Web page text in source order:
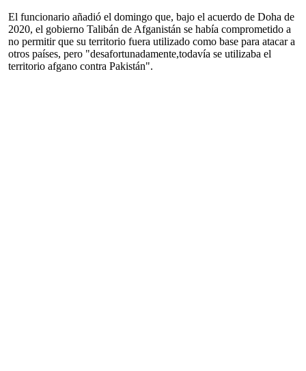
El funcionario añadió el domingo que, bajo el acuerdo de Doha de
2020, el gobierno Talibán de Afganistán se había comprometido a
no permitir que su territorio fuera utilizado como base para atacar a
otros países, pero "desafortunadamente,todavía se utilizaba el
territorio afgano contra Pakistán".